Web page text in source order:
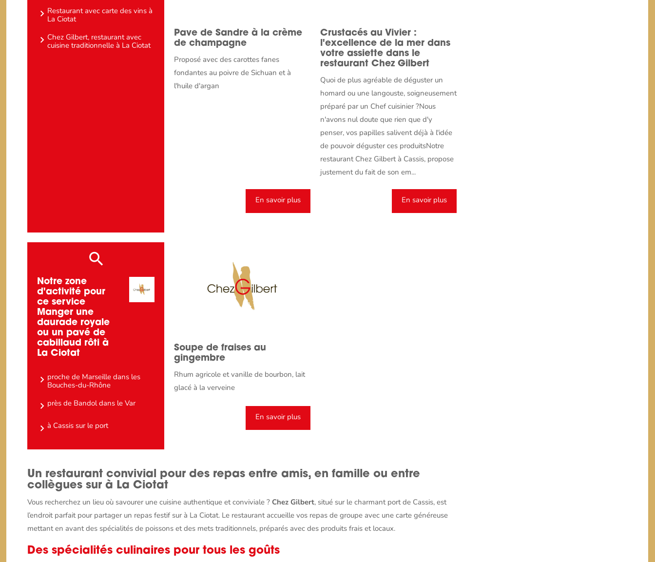
Restaurant avec carte des vins à
La Ciotat
Chez Gilbert, restaurant avec
cuisine traditionnelle à La Ciotat
Pave de Sandre à la crème
de champagne
Proposé avec des carottes fanes
fondantes au poivre de Sichuan et à
l'huile d'argan
En savoir plus
Crustacés au Vivier :
l'excellence de la mer dans
votre assiette dans le
restaurant Chez Gilbert
Quoi de plus agréable de déguster un
homard ou une langouste, soigneusement
préparé par un Chef cuisinier ?Nous
n'avons nul doute que rien que d'y
penser, vos papilles salivent déjà à l'idée
de pouvoir déguster ces produitsNotre
restaurant Chez Gilbert à Cassis, propose
justement du fait de son em...
En savoir plus
Notre zone
d'activité pour
ce service
Manger une
daurade royale
ou un pavé de
cabillaud rôti à
La Ciotat
proche de Marseille dans les
Bouches-du-Rhône
près de Bandol dans le Var
à Cassis sur le port
Soupe de fraises au
gingembre
Rhum agricole et vanille de bourbon, lait
glacé à la verveine
En savoir plus
Un restaurant convivial pour des repas entre amis, en famille ou entre
collègues sur à La Ciotat
Vous recherchez un lieu où savourer une cuisine authentique et conviviale ?Chez Gilbert, situé sur le charmant port de Cassis, est
l’endroit parfait pour partager un repas festif sur à La Ciotat. Le restaurant accueille vos repas de groupe avec une carte généreuse
mettant en avant des spécialités de poissons et des mets traditionnels, préparés avec des produits frais et locaux.
Des spécialités culinaires pour tous les goûts